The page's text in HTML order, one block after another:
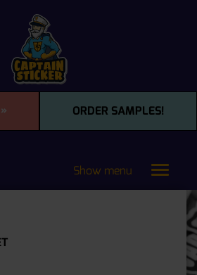
ORDER SAMPLES!
Toggle
Show menu